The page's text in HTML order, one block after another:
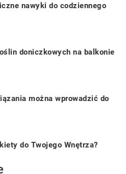
nawyki do codziennego
doniczkowych na balkonie
można wprowadzić do
do Twojego Wnętrza?